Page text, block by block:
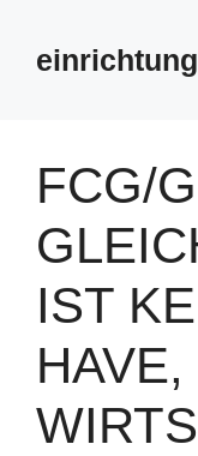
springen
FCG/
IST